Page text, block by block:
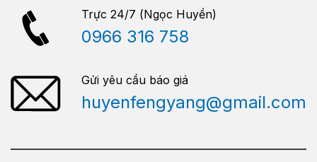
Trực 24/7 (Ngọc Huyền)
0966 316 758
Gửi yêu cầu báo giá
huyenfengyang@gmail.com